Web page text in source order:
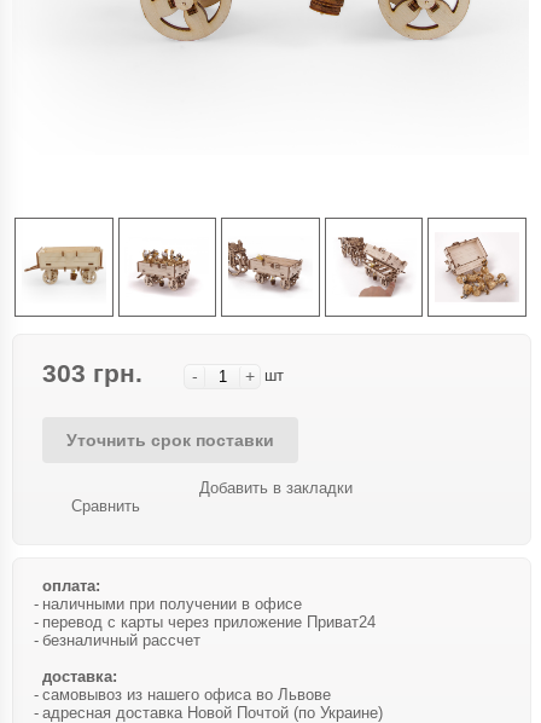
303 грн. - + шт
Уточнить срок поставки
Сравнить
Добавить в закладки
оплата:
наличными при получении в офисе
перевод с карты через приложение Приват24
безналичный рассчет
доставка:
самовывоз из нашего офиса во Львове
адресная доставка Новой Почтой (по Украине)